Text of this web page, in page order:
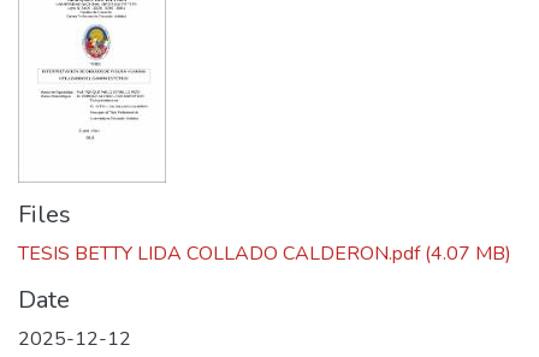
Files
TESIS BETTY LIDA COLLADO CALDERON.pdf(4.07 MB)
Date
2025-12-12